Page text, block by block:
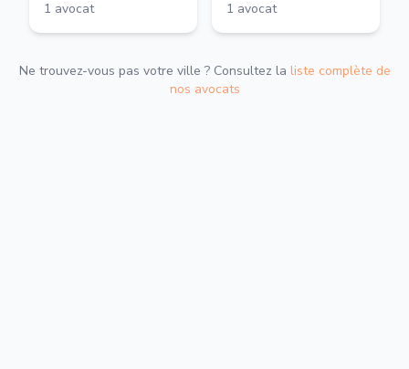
1 avocat 1 avocat
Ne trouvez-vous pas votre ville ? Consultez la liste complète de
nos avocats